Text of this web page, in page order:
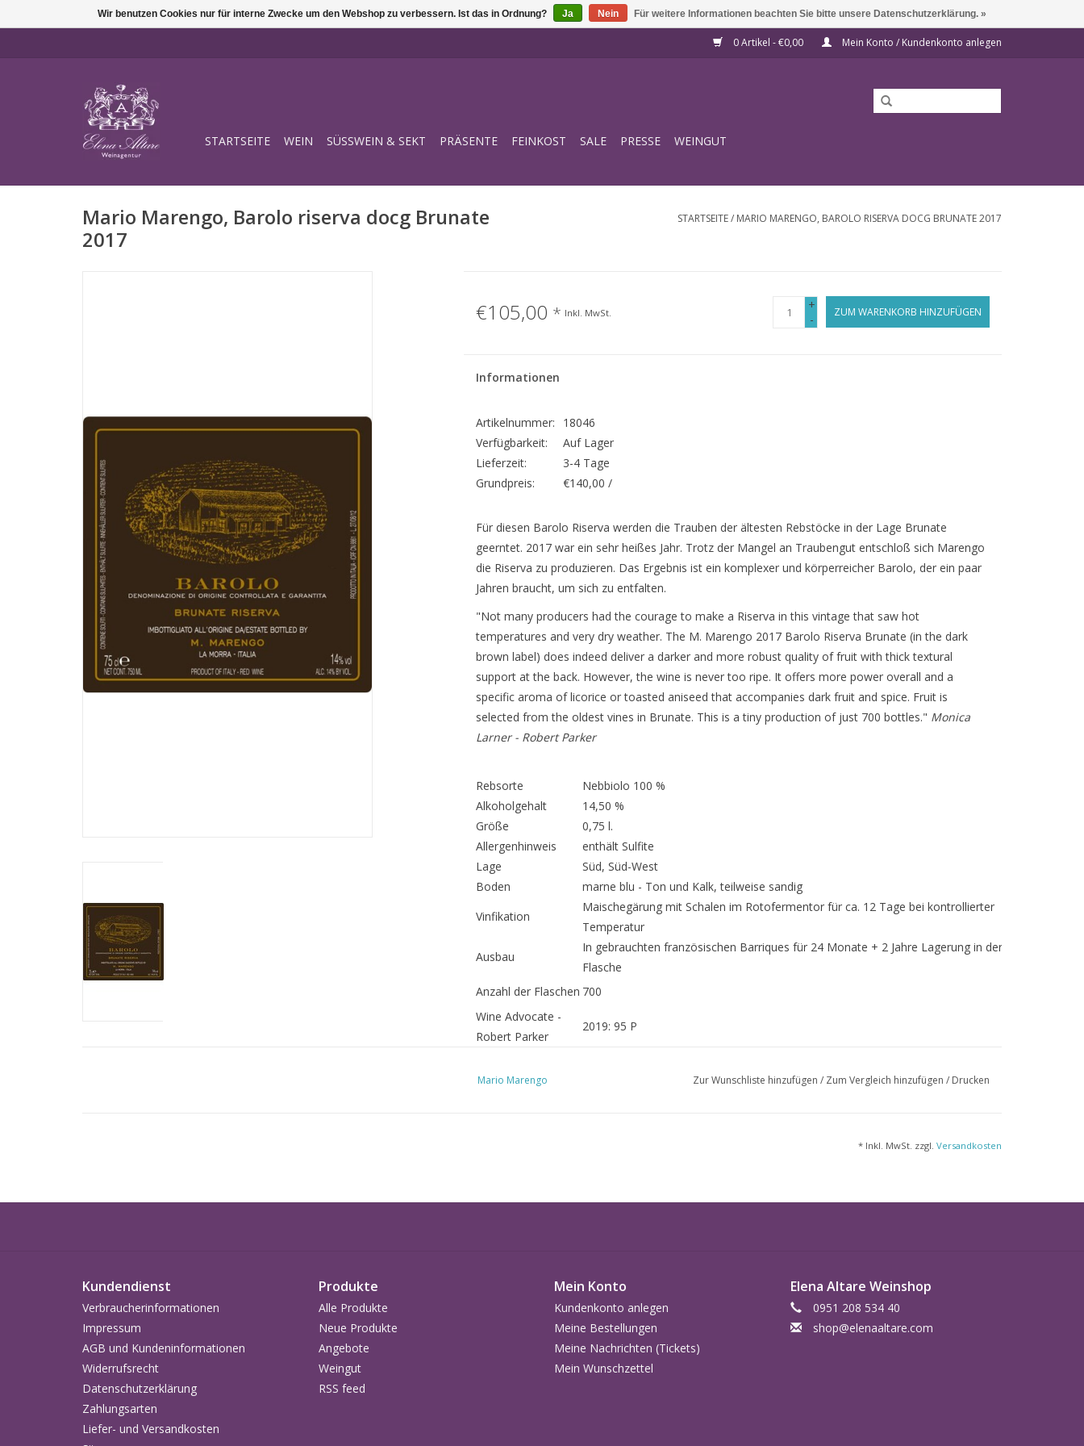
0 Artikel - €0,00 Mein Konto / Kundenkonto anlegen
STARTSEITE WEIN SÜSSWEIN & SEKT PRÄSENTE FEINKOST SALE PRESSE WEINGUT
Mario Marengo, Barolo riserva docg Brunate
2017
STARTSEITE/ MARIO MARENGO, BAROLO RISERVA DOCG BRUNATE 2017
€105,00 * Inkl. MwSt.
+
-
ZUM WARENKORB HINZUFÜGEN
Informationen
Artikelnummer:
18046
Verfügbarkeit:
Auf Lager
Lieferzeit:
3-4 Tage
Grundpreis:
€140,00 /
Für diesen Barolo Riserva werden die Trauben der ältesten Rebstöcke in der Lage Brunate
geerntet. 2017 war ein sehr heißes Jahr. Trotz der Mangel an Traubengut entschloß sich Marengo
die Riserva zu produzieren. Das Ergebnis ist ein komplexer und körperreicher Barolo, der ein paar
Jahren braucht, um sich zu entfalten.
"Not many producers had the courage to make a Riserva in this vintage that saw hot
temperatures and very dry weather. The M. Marengo 2017 Barolo Riserva Brunate (in the dark
brown label) does indeed deliver a darker and more robust quality of fruit with thick textural
support at the back. However, the wine is never too ripe. It offers more power overall and a
specific aroma of licorice or toasted aniseed that accompanies dark fruit and spice. Fruit is
selected from the oldest vines in Brunate. This is a tiny production of just 700 bottles." Monica
Larner - Robert Parker
Rebsorte
Nebbiolo 100 %
Alkoholgehalt
14,50 %
Größe
0,75 l.
Allergenhinweis
enthält Sulfite
Lage
Süd, Süd-West
Boden
marne blu - Ton und Kalk, teilweise sandig
Vinfikation
Maischegärung mit Schalen im Rotofermentor für ca. 12 Tage bei kontrollierter
Temperatur
Ausbau
In gebrauchten französischen Barriques für 24 Monate + 2 Jahre Lagerung in der
Flasche
Anzahl der Flaschen 700
Wine Advocate -
Robert Parker
2019: 95 P
Galloni
Mario Marengo Zur Wunschliste hinzufügen / Zum Vergleich hinzufügen / Drucken
* Inkl. MwSt. zzgl. Versandkosten
Kundendienst
Verbraucherinformationen
Impressum
AGB und Kundeninformationen
Widerrufsrecht
Datenschutzerklärung
Zahlungsarten
Liefer- und Versandkosten
Produkte
Alle Produkte
Neue Produkte
Angebote
Weingut
RSS feed
Mein Konto
Kundenkonto anlegen
Meine Bestellungen
Meine Nachrichten (Tickets)
Mein Wunschzettel
Elena Altare Weinshop
0951 208 534 40
shop@elenaaltare.com
Wir benutzen Cookies nur für interne Zwecke um den Webshop zu verbessern. Ist das in Ordnung? Ja Nein Für weitere Informationen beachten Sie bitte unsere Datenschutzerklärung. »